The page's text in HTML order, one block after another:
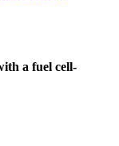
a fuel cell-